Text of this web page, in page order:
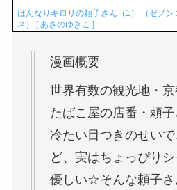
はんなりギロリの頼子さん（1） （ゼノン
ス） [ あさのゆきこ ]
漫画概要
世界有数の観光地・
たばこ屋の店番・頼子
冷たい目つきのせい
ど、実はちょっぴり
優しい☆そんな頼子さ